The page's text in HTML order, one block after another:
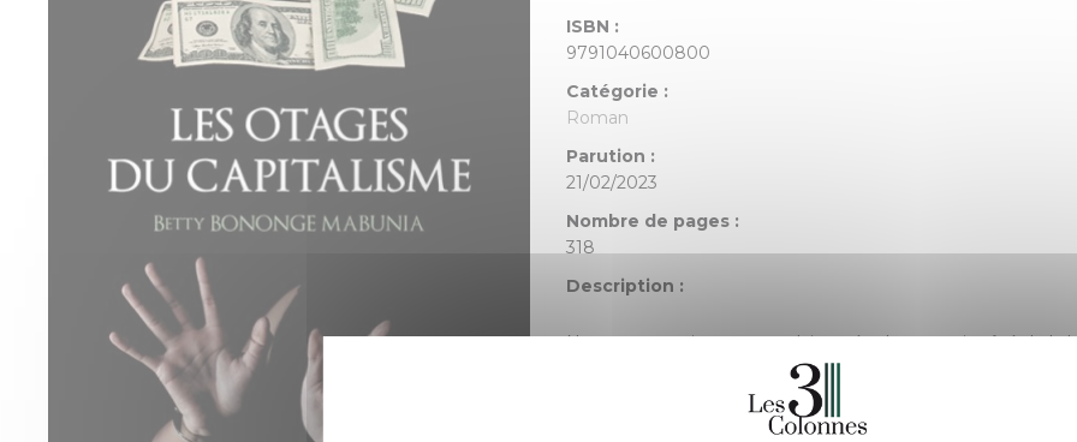
ISBN :
9791040600800
Catégorie :
Roman
Parution :
21/02/2023
Nombre de pages :
318
Description :
Nyota est une jeune congolaise, née du mauvais côté de la
Avec ses mots, elle nous raconte sa rencontre avec la vie,